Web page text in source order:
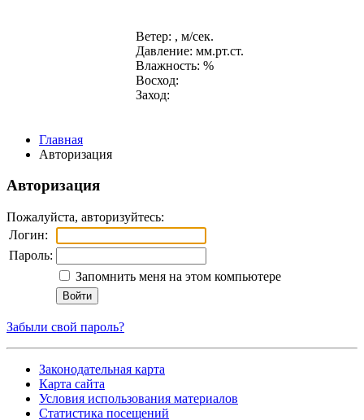
Ветер: , м/сек.
Давление: мм.рт.ст.
Влажность: %
Восход:
Заход:
Главная
Авторизация
Авторизация
Пожалуйста, авторизуйтесь:
Логин:
Пароль:
Запомнить меня на этом компьютере
Забыли свой пароль?
Законодательная карта
Карта сайта
Условия использования материалов
Статистика посещений